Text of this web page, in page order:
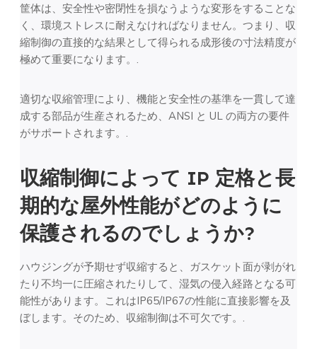
筐体は、安全性や密閉性を損なうような変形をすることな
く、環境ストレスに耐えなければなりません。つまり、収
縮制御の直接的な結果として得られる成形後の寸法精度が
極めて重要になります。.
適切な収縮管理により、機能と安全性の基準を一貫して達
成する部品が生産されるため、ANSI と UL の両方の要件
がサポートされます。.
収縮制御によって IP 定格と長
期的な屋外性能がどのように
保護されるのでしょうか?
ハウジングが予期せず収縮すると、ガスケット面が剥がれ
たり不均一に圧縮されたりして、湿気の侵入経路となる可
能性があります。これはIP65/IP67の性能に直接影響を及
ぼします。そのため、収縮制御は不可欠です。.